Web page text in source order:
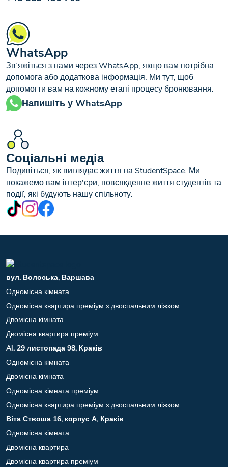
WhatsApp
Зв’яжіться з нами через WhatsApp, якщо вам потрібна
допомога або додаткова інформація. Ми тут, щоб
допомогти вам на кожному етапі процесу бронювання.
Напишіть у WhatsApp
Соціальні медіа
Подивіться, як виглядає життя на StudentSpace. Ми
покажемо вам інтер'єри, повсякденне життя студентів та
події, які будують нашу спільноту.
вул. Волоська, Варшава
Одномісна кімната
Одномісна квартира преміум з двоспальним ліжком
Двомісна кімната
Двомісна квартира преміум
Al. 29 листопада 98, Краків
Одномісна кімната
Двомісна кімната
Одномісна кімната преміум
Одномісна квартира преміум з двоспальним ліжком
Віта Ствоша 16, корпус А, Краків
Одномісна кімната
Двомісна квартира
Двомісна квартира преміум